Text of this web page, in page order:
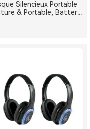
Silencieux Portable
& Portable, Batterie